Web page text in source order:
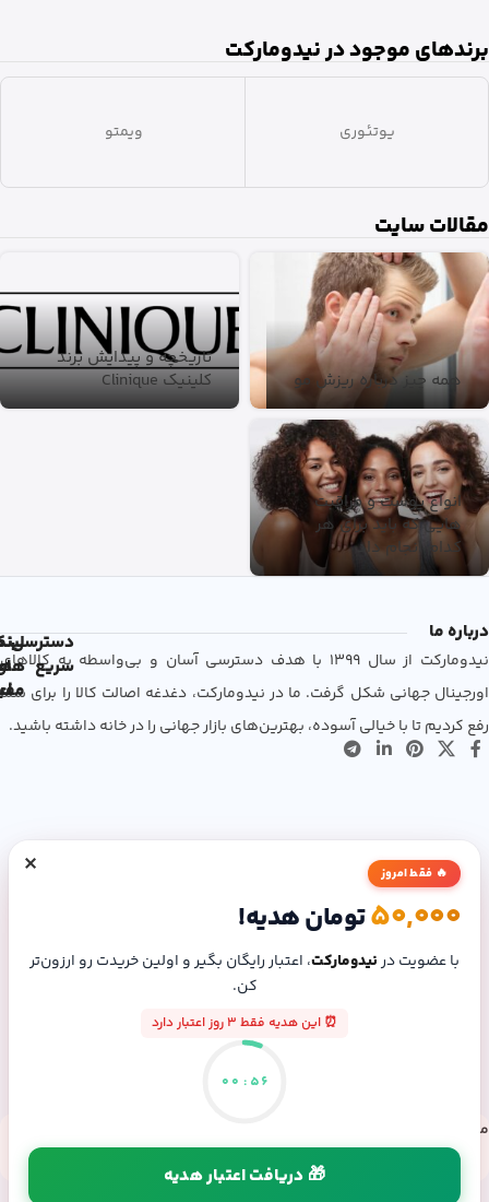
برندهای موجود در نیدومارکت
ویشی
مقالات سایت
همه چیز درباره ریزش مو
تاریخچه و پیدایش برند
کلینیک Clinique
انواع پوست و مراقبت
هایی که باید برای هر
کدام انجام داد
درباره ما
نیدومارکت از سال 1399 با هدف دسترسی آسان و بی‌واسطه به کالاهای
اورجینال جهانی شکل گرفت. ما در نیدومارکت، دغدغه اصالت کالا را برای شما
رفع کردیم تا با خیالی آسوده، بهترین‌های بازار جهانی را در خانه داشته باشید.
دسترسی
سریع
مسیرهای ارتباطی
× 🔥 فقط امروز
50,000تومان هدیه!
با عضویت درنیدومارکت، اعتبار رایگان بگیر و اولین خریدت رو ارزون‌تر
کن.
⏰ این هدیه فقط 3 روز اعتبار دارد
55
:
00
🎁 دریافت اعتبار هدیه